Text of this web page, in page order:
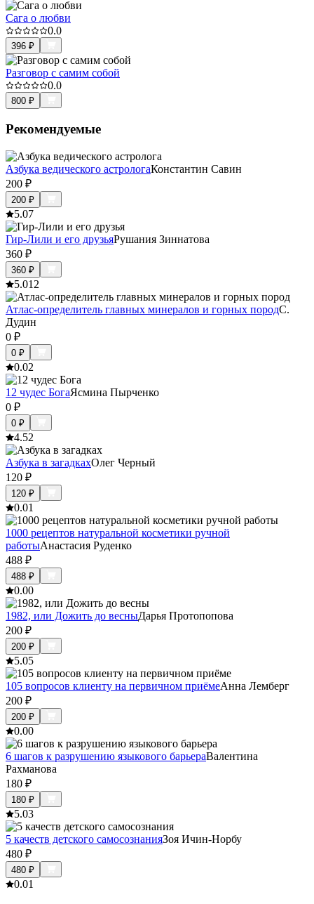
Сага о любви
0.0
396 ₽
Разговор с самим собой
0.0
800 ₽
Рекомендуемые
Азбука ведического астрологаКонстантин Савин
200 ₽
200 ₽
5.07
Гир-Лили и его друзьяРушания Зиннатова
360 ₽
360 ₽
5.012
Атлас-определитель главных минералов и горных породС.
Дудин
0 ₽
0 ₽
0.02
12 чудес БогаЯсмина Пырченко
0 ₽
0 ₽
4.52
Азбука в загадкахОлег Черный
120 ₽
120 ₽
0.01
1000 рецептов натуральной косметики ручной
работыАнастасия Руденко
488 ₽
488 ₽
0.00
1982, или Дожить до весныДарья Протопопова
200 ₽
200 ₽
5.05
105 вопросов клиенту на первичном приёмеАнна Лемберг
200 ₽
200 ₽
0.00
6 шагов к разрушению языкового барьераВалентина
Рахманова
180 ₽
180 ₽
5.03
5 качеств детского самосознанияЗоя Ичин-Норбу
480 ₽
480 ₽
0.01